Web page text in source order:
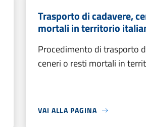
Trasporto di cadavere,
mortali in territorio
Procedimento di trasporto
ceneri o resti mortali in
VAI ALLA PAGINA